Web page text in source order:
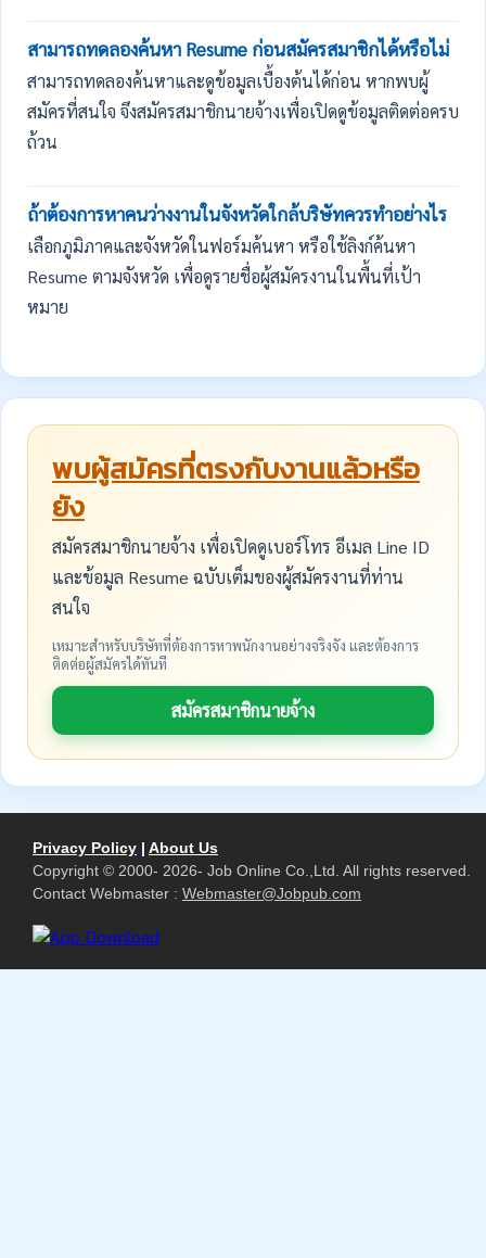
สามารถทดลองค้นหา Resume ก่อนสมัครสมาชิกได้หรือไม่
สามารถทดลองค้นหาและดูข้อมูลเบื้องต้นได้ก่อน หากพบผู้
สมัครที่สนใจ จึงสมัครสมาชิกนายจ้างเพื่อเปิดดูข้อมูลติดต่อครบ
ถ้วน
ถ้าต้องการหาคนว่างงานในจังหวัดใกล้บริษัทควรทำอย่างไร
เลือกภูมิภาคและจังหวัดในฟอร์มค้นหา หรือใช้ลิงก์ค้นหา
Resume ตามจังหวัด เพื่อดูรายชื่อผู้สมัครงานในพื้นที่เป้า
หมาย
พบผู้สมัครที่ตรงกับงานแล้วหรือ
ยัง
สมัครสมาชิกนายจ้าง เพื่อเปิดดูเบอร์โทร อีเมล Line ID
และข้อมูล Resume ฉบับเต็มของผู้สมัครงานที่ท่าน
สนใจ
เหมาะสำหรับบริษัทที่ต้องการหาพนักงานอย่างจริงจัง และต้องการ
ติดต่อผู้สมัครได้ทันที
สมัครสมาชิกนายจ้าง
Privacy Policy | About Us
Copyright © 2000- 2026- Job Online Co.,Ltd. All rights reserved.
Contact Webmaster : Webmaster@Jobpub.com